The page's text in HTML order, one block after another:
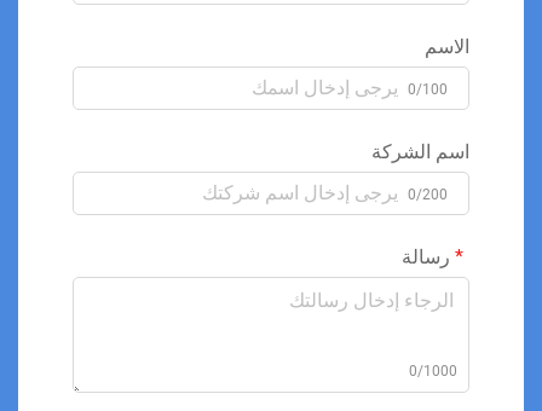
الاسم
0/100
اسم الشركة
0/200
رسالة
0/1000